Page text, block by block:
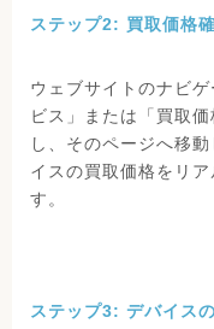
ステップ2: 買取価格
ウェブサイトのナビ
ビス」または「買取
し、そのページへ移
イスの買取価格をリ
す。
ステップ3: デバイス